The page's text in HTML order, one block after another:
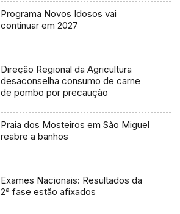
Programa Novos Idosos vai
continuar em 2027
Direção Regional da Agricultura
desaconselha consumo de carne
de pombo por precaução
Praia dos Mosteiros em São Miguel
reabre a banhos
Exames Nacionais: Resultados da
2ª fase estão afixados